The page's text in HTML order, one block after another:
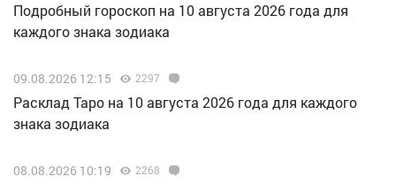
Подробный гороскоп на 10 августа 2026 года для
каждого знака зодиака
09.08.2026 12:15 2297
Расклад Таро на 10 августа 2026 года для каждого
знака зодиака
08.08.2026 10:19 2268